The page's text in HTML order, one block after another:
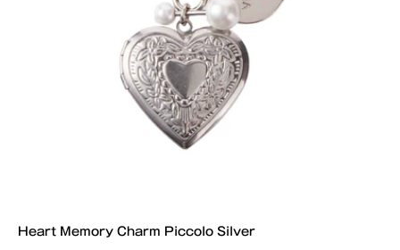
Heart Memory Charm Piccolo Silver